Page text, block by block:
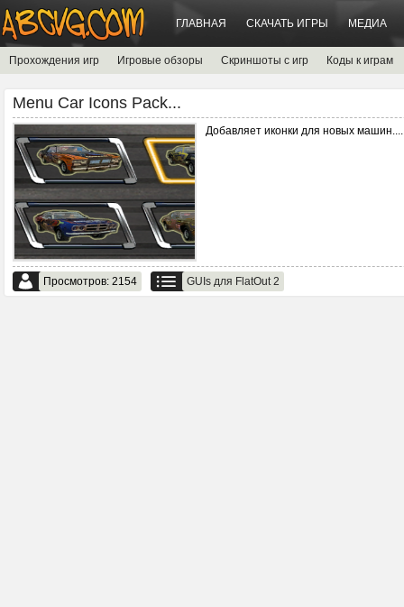
ГЛАВНАЯ СКАЧАТЬ ИГРЫ МЕДИА
Прохождения игр Игровые обзоры Скриншоты с игр Коды к играм
Menu Car Icons Pack...
Добавляет иконки для новых машин....
Просмотров: 2154 GUIs для FlatOut 2